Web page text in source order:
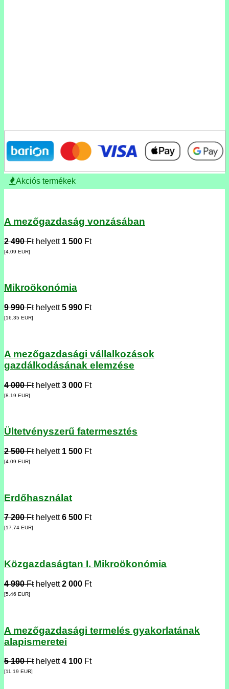
Akciós termékek
A mezőgazdaság vonzásában
2 490 Fthelyett 1 500 Ft
[4.09 EUR]
Mikroökonómia
9 990 Fthelyett5 990 Ft
[16.35 EUR]
A mezőgazdasági vállalkozások
gazdálkodásának elemzése
4 000 Fthelyett3 000 Ft
[8.19 EUR]
Ültetvényszerű fatermesztés
2 500 Fthelyett 1 500 Ft
[4.09 EUR]
Erdőhasználat
7 200 Fthelyett6 500 Ft
[17.74 EUR]
Közgazdaságtan I. Mikroökonómia
4 990 Fthelyett2 000 Ft
[5.46 EUR]
A mezőgazdasági termelés gyakorlatának
alapismeretei
5 100 Fthelyett4 100 Ft
[11.19 EUR]